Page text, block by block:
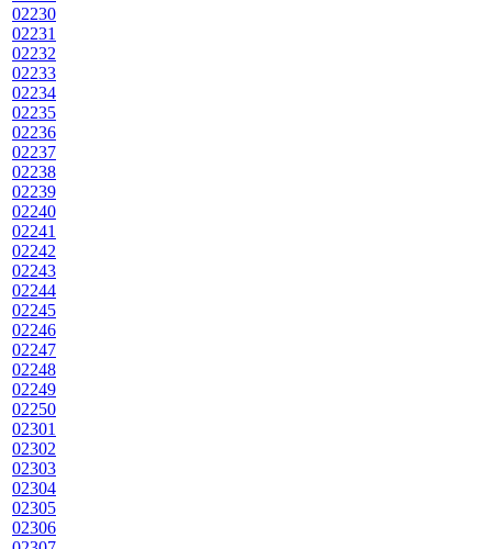
02230
02231
02232
02233
02234
02235
02236
02237
02238
02239
02240
02241
02242
02243
02244
02245
02246
02247
02248
02249
02250
02301
02302
02303
02304
02305
02306